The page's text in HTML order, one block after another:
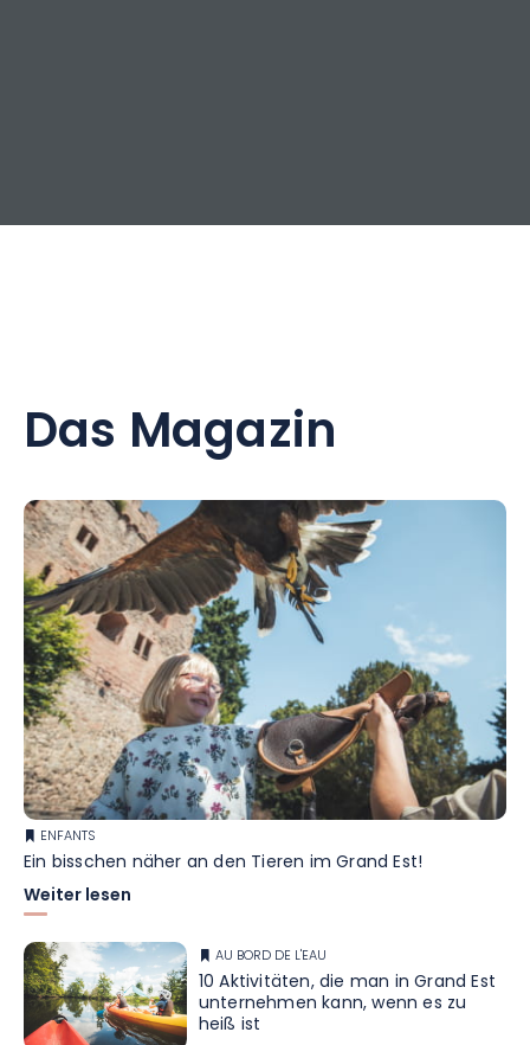
Das Magazin
ENFANTS
Ein bisschen näher an den Tieren im Grand Est!
Weiter lesen
AU BORD DE L'EAU
10 Aktivitäten, die man in Grand Est
unternehmen kann, wenn es zu
heiß ist